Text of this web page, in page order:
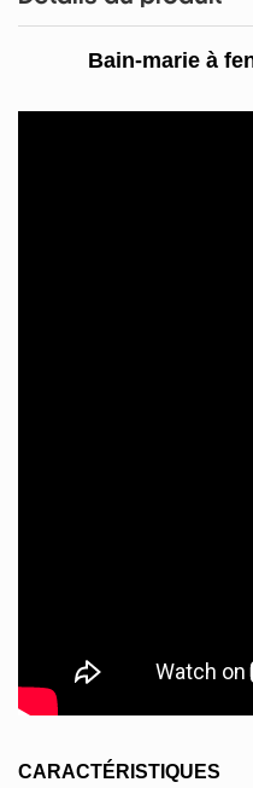
Bain-marie à
CARACTÉRISTIQUES